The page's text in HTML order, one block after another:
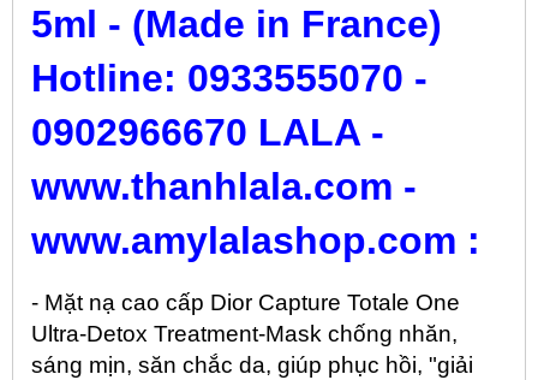
5ml - (Made in France)
Hotline: 0933555070 -
0902966670 LALA -
www.thanhlala.com -
www.amylalashop.com :
- Mặt nạ cao cấp Dior Capture Totale One
Ultra-Detox Treatment-Mask chống nhăn,
sáng mịn, săn chắc da, giúp phục hồi, "giải